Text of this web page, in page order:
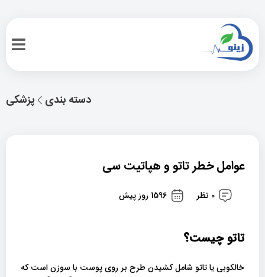
پزشکی دسته بندی
عوامل خطر تاتو و هپاتیت سی
0 نظر 1596 روز پیش
تاتو چیست؟
خالکوبی یا تاتو شامل کشیدن طرح بر روی پوست با سوزن است که